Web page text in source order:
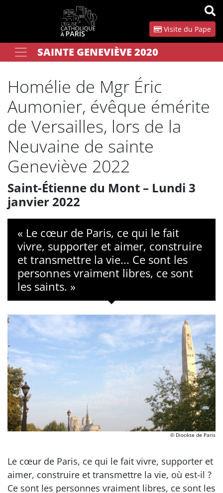
Visite du Pape
Votre rechercheSAINTE GENEVIÈVE 2020
Homélie de Mgr Éric
Aumonier, évêque émérite
de Versailles, lors de la
Neuvaine de sainte
Geneviève 2022
Saint-Étienne du Mont – Lundi 3
janvier 2022
« Le cœur de Paris, ce qui le fait
vivre, supporter et aimer, construire
et transmettre la vie... Ce sont les
personnes vraiment libres, ce sont
les saints. »
© Diocèse de Paris
Le cœur de Paris, ce qui le fait vivre, supporter et
aimer, construire et transmettre la vie, où est-il ?
Ce sont les personnes vraiment libres, ce sont les
Panneau de gestion des cookies